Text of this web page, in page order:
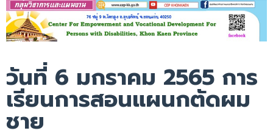
วันที่ 6 มกราคม 2565 การ
เรียนการสอนแผนกตัดผม
ชาย